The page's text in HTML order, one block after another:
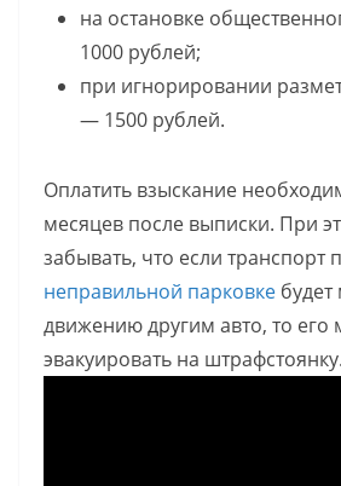
на остановке
1000 рублей;
при игнорировании
— 1500 рублей.
Оплатить взыскание
месяцев после выписки. При
забывать, что если транспорт
неправильной парковке
движению другим авто, то его
эвакуировать на штрафстоянку.